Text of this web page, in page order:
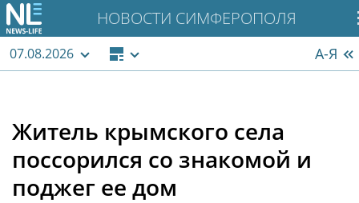
НОВОСТИ СИМФЕРОПОЛЯ
07.08.2026 А-Я
Житель крымского села
поссорился со знакомой и
поджег ее дом